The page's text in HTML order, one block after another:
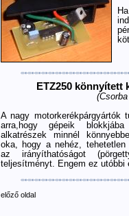
ETZ250 könnyített
A nagy motorkerékpárgyártók
arra,hogy gépeik
alkatrészek minnél
oka, hogy a nehéz, tehetetlen
az irányíthatóságot
teljesítményt. Engem ez utóbbi
előző oldal